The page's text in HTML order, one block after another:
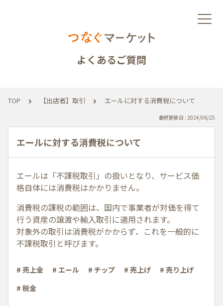
よくあるご質問
TOP 【出店者】取引 エールに対する消費税について
最終更新日 : 2024/06/25
エールに対する消費税について
エールは「不課税取引」の扱いとなり、サービス価
格自体には消費税はかかりません。
消費税の課税の範囲は、国内で事業者が対価を得て
行う資産の譲渡や輸入取引に適用されます。
対象外の取引は消費税がかからず、これを一般的に
不課税取引と呼びます。
# 売上金 # エール # チップ # 売上げ
# 売り上げ
# 税金